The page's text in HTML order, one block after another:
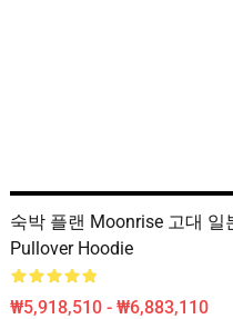
숙박 플랜 Moonrise 고대 일
Pullover Hoodie
₩5,918,510 - ₩6,883,110